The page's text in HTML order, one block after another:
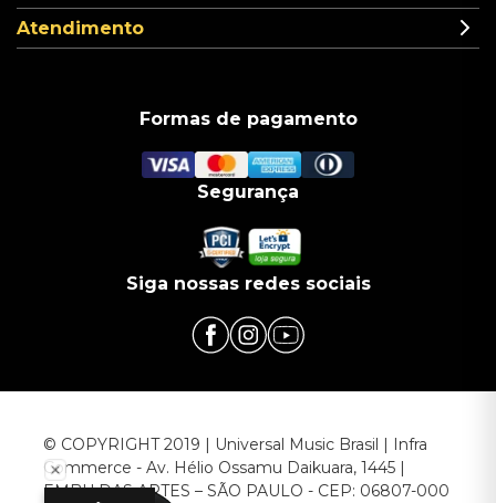
Atendimento
Formas de pagamento
Segurança
Siga nossas redes sociais
© COPYRIGHT 2019 | Universal Music Brasil | Infra
Commerce - Av. Hélio Ossamu Daikuara, 1445 |
EMBU DAS ARTES – SÃO PAULO - CEP: 06807-000